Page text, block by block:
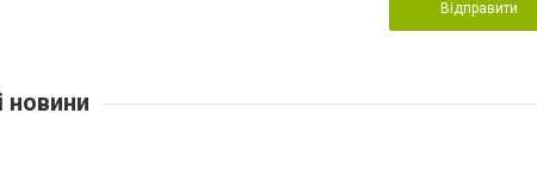
Відправити
новини